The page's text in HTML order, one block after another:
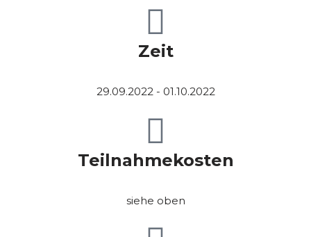
Zeit
29.09.2022 - 01.10.2022
Teilnahmekosten
siehe oben